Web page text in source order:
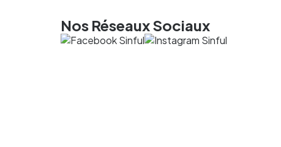
Nos Réseaux Sociaux